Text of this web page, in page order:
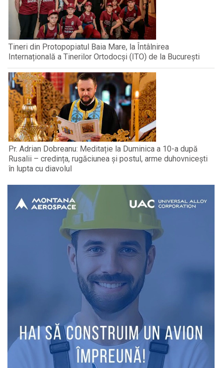
Tineri din Protopopiatul Baia Mare, la Întâlnirea
Internațională a Tinerilor Ortodocși (ITO) de la București
Pr. Adrian Dobreanu: Meditație la Duminica a 10-a după
Rusalii – credința, rugăciunea și postul, arme duhovnicești
în lupta cu diavolul